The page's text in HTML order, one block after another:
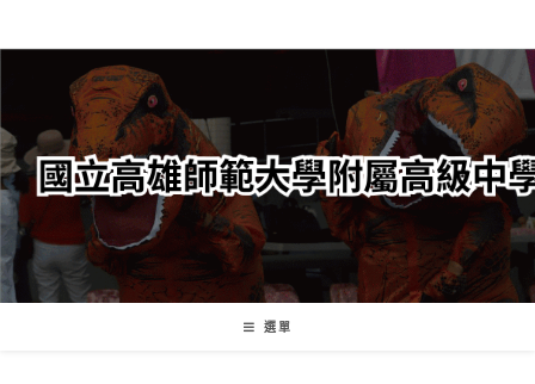
轉
要
內
容
選單